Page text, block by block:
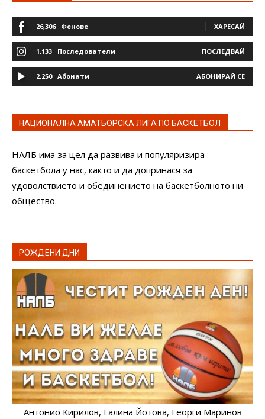
26,306 Фенове ХАРЕСАЙ
1,133 Последователи ПОСЛЕДВАЙ
2,250 Абонати АБОНИРАЙ СЕ
НАЦИОНАЛНА АМАТЬОРСКА ЛИГА ПО БАСКЕТБОЛ
НАЛБ има за цел да развива и популяризира
баскетбола у нас, както и да допринася за
удоволствието и обединението на баскетболното ни
общество.
РОЖДЕНИ ДНИ
Антонио Кирилов, Галина Йотова, Георги Маринов